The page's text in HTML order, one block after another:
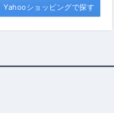
Yahooショッピングで探す